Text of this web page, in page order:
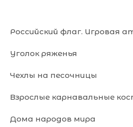
Российский флаг. Игровая
Уголок ряженья
Чехлы на песочницы
Взрослые карнавальные
Дома народов мира